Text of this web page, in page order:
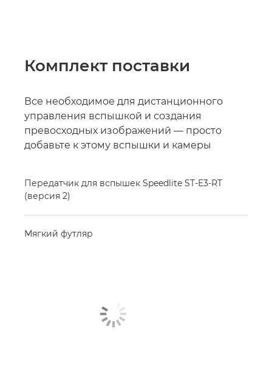
Комплект поставки
Все необходимое для дистанционного
управления вспышкой и создания
превосходных изображений — просто
добавьте к этому вспышки и камеры
Передатчик для вспышек Speedlite ST-E3-RT
(версия 2)
Мягкий футляр